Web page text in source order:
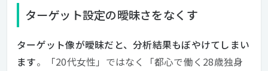
ターゲット設定の曖昧さをなくす
ターゲット像が曖昧だと、分析結果もぼやけてしまい
ます。「20代女性」ではなく「都心で働く28歳独身